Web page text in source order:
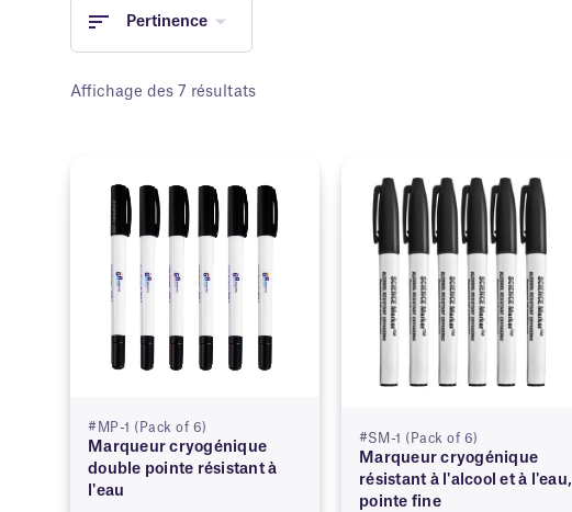
Pertinence
Affichage des 7 résultats
#MP-1 (Pack of 6)
Marqueur cryogénique
double pointe résistant à
l'eau
#SM-1 (Pack of 6)
Marqueur cryogénique
résistant à l'alcool et à l'eau,
pointe fine